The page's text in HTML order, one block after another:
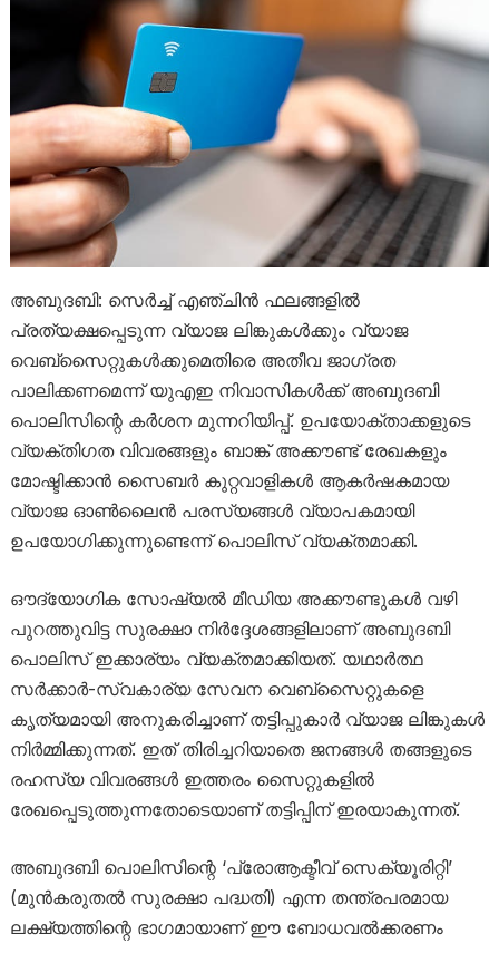
അബുദബി: സെർച്ച് എഞ്ചിൻ ഫലങ്ങളിൽ
പ്രത്യക്ഷപ്പെടുന്ന വ്യാജ ലിങ്കുകൾക്കും വ്യാജ
വെബ്‌സൈറ്റുകൾക്കുമെതിരെ അതീവ ജാഗ്രത
പാലിക്കണമെന്ന് യുഎഇ നിവാസികൾക്ക് അബുദബി
പൊലിസിന്റെ കർശന മുന്നറിയിപ്പ്. ഉപയോക്താക്കളുടെ
വ്യക്തിഗത വിവരങ്ങളും ബാങ്ക് അക്കൗണ്ട് രേഖകളും
മോഷ്ടിക്കാൻ സൈബർ കുറ്റവാളികൾ ആകർഷകമായ
വ്യാജ ഓൺലൈൻ പരസ്യങ്ങൾ വ്യാപകമായി
ഉപയോഗിക്കുന്നുണ്ടെന്ന് പൊലിസ് വ്യക്തമാക്കി.
ഔദ്യോഗിക സോഷ്യൽ മീഡിയ അക്കൗണ്ടുകൾ വഴി
പുറത്തുവിട്ട സുരക്ഷാ നിർദ്ദേശങ്ങളിലാണ് അബുദബി
പൊലിസ് ഇക്കാര്യം വ്യക്തമാക്കിയത്. യഥാർത്ഥ
സർക്കാർ-സ്വകാര്യ സേവന വെബ്‌സൈറ്റുകളെ
കൃത്യമായി അനുകരിച്ചാണ് തട്ടിപ്പുകാർ വ്യാജ ലിങ്കുകൾ
നിർമ്മിക്കുന്നത്. ഇത് തിരിച്ചറിയാതെ ജനങ്ങൾ തങ്ങളുടെ
രഹസ്യ വിവരങ്ങൾ ഇത്തരം സൈറ്റുകളിൽ
രേഖപ്പെടുത്തുന്നതോടെയാണ് തട്ടിപ്പിന് ഇരയാകുന്നത്.
അബുദബി പൊലിസിന്റെ ‘പ്രോആക്ടീവ് സെക്യൂരിറ്റി’
(മുൻകരുതൽ സുരക്ഷാ പദ്ധതി) എന്ന തന്ത്രപരമായ
ലക്ഷ്യത്തിന്റെ ഭാഗമായാണ് ഈ ബോധവൽക്കരണം